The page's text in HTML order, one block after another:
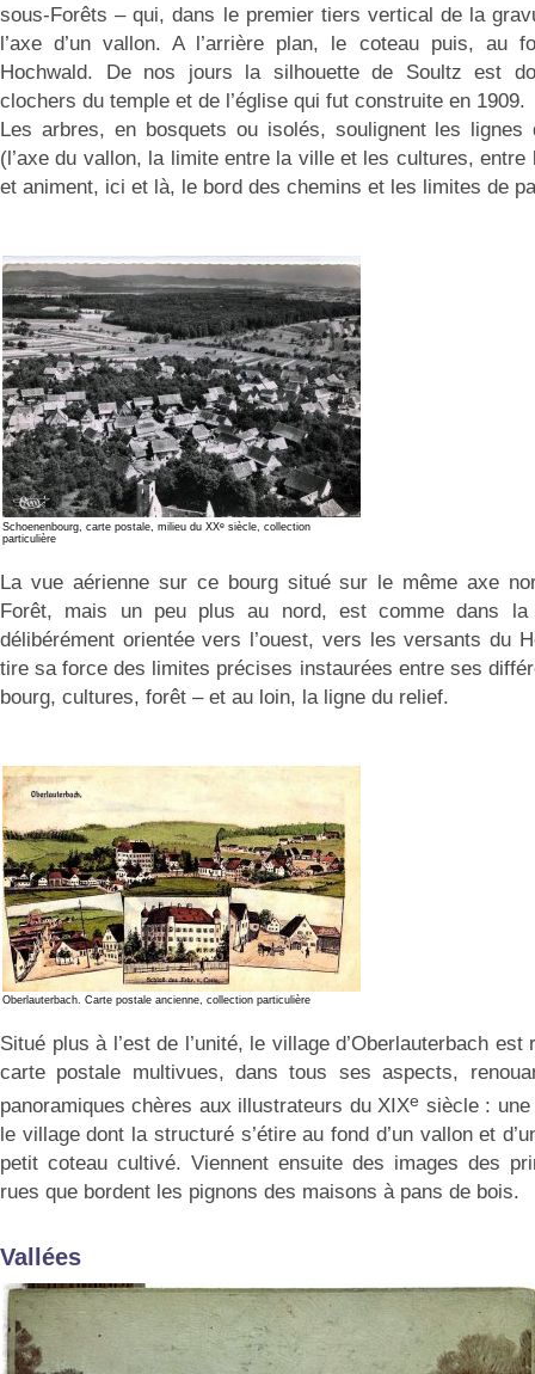
sous-Forêts – qui, dans le premier tiers vertical de la
l’axe d’un vallon. A l’arrière plan, le coteau puis, au
Hochwald. De nos jours la silhouette de Soultz est
clochers du temple et de l’église qui fut construite en 1909.
Les arbres, en bosquets ou isolés, soulignent les lignes
(l’axe du vallon, la limite entre la ville et les cultures, entre
et animent, ici et là, le bord des chemins et les limites de
Schoenenbourg, carte postale, milieu du XXe siècle, collection
particulière
La vue aérienne sur ce bourg situé sur le même axe
Forêt, mais un peu plus au nord, est comme dans la
délibérément orientée vers l’ouest, vers les versants du
tire sa force des limites précises instaurées entre ses
bourg, cultures, forêt – et au loin, la ligne du relief.
Oberlauterbach. Carte postale ancienne, collection particulière
Situé plus à l’est de l’unité, le village d’Oberlauterbach
carte postale multivues, dans tous ses aspects,
panoramiques chères aux illustrateurs du XIXe siècle :
le village dont la structuré s’étire au fond d’un vallon et
petit coteau cultivé. Viennent ensuite des images des
rues que bordent les pignons des maisons à pans de bois.
Vallées